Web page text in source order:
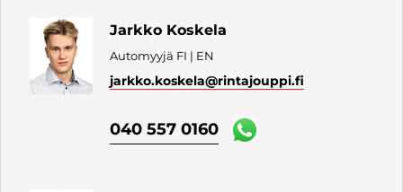
Jarkko Koskela
Automyyjä FI | EN
jarkko.koskela@rintajouppi.fi
040 557 0160